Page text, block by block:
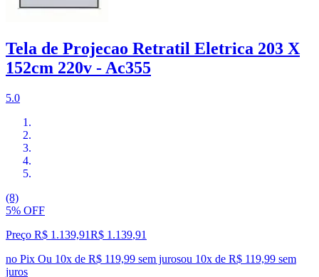
Tela de Projecao Retratil Eletrica 203 X
152cm 220v - Ac355
5.0
(8)
5% OFF
Preço R$ 1.139,91R$ 1.139,91
no Pix Ou 10x de R$ 119,99 sem jurosou 10x de R$ 119,99 sem
juros